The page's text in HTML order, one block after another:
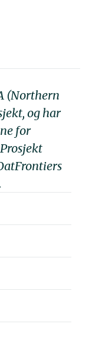
(Northern
og har
for